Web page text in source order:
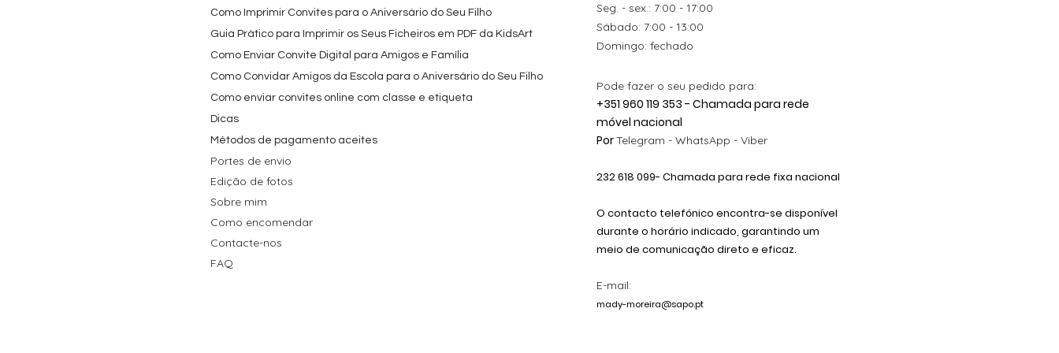
Como Imprimir Convites para o Aniversário do Seu Filho
Guia Prático para Imprimir os Seus Ficheiros em PDF da KidsArt
Como Enviar Convite Digital para Amigos e Família
Como Convidar Amigos da Escola para o Aniversário do Seu Filho
Como enviar convites online com classe e etiqueta
Dicas
Métodos de pagamento aceites
Portes de envio
Edição de fotos
Sobre mim
Como encomendar
Contacte-nos
FAQ
Seg. - sex.: 7:00 - 17:00
​​Sábado: 7:00 - 13:00
​Domingo: fechado
Pode fazer o seu pedido para:
+351 960 119 353 - Chamada para rede
móvel nacional
PorTelegram - WhatsApp - Viber
232 618 099- Chamada para rede fixa nacional
O contacto telefónico encontra-se disponível
durante o horário indicado, garantindo um
meio de comunicação direto e eficaz.
E-mail:
mady-moreira@sapo.pt